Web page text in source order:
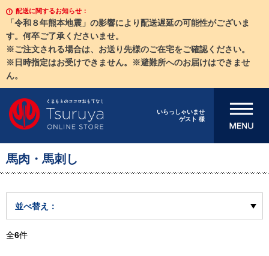
配送に関するお知らせ：
「令和８年熊本地震」の影響により配送遅延の可能性がございま
す。何卒ご了承くださいませ。
※ご注文される場合は、お送り先様のご在宅をご確認ください。
※日時指定はお受けできません。※避難所へのお届けはできませ
ん。
いらっしゃいませ
ゲスト 様
メニューを開
馬肉・馬刺し
並べ替え：
全6件